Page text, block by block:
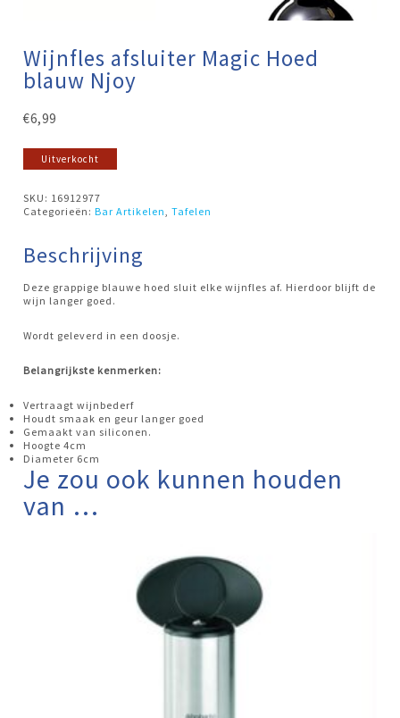
Wijnfles afsluiter Magic Hoed
blauw Njoy
€6,99
Uitverkocht
SKU: 16912977
Categorieën:Bar Artikelen ,Tafelen
Beschrijving
Deze grappige blauwe hoed sluit elke wijnfles af. Hierdoor blijft de
wijn langer goed.
Wordt geleverd in een doosje.
Belangrijkste kenmerken:
Vertraagt wijnbederf
Houdt smaak en geur langer goed
Gemaakt van siliconen.
Hoogte 4cm
Diameter 6cm
Je zou ook kunnen houden
van …